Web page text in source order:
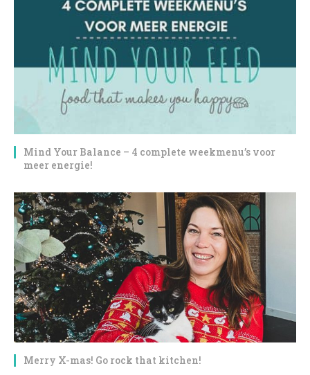
Mind Your Balance – 4 complete weekmenu’s voor
meer energie!
Merry X-mas! Go rock that kitchen!